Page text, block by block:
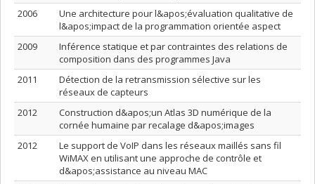
2006
Une architecture pour l&apos;évaluation qualitative de
l&apos;impact de la programmation orientée aspect
2009
Inférence statique et par contraintes des relations de
composition dans des programmes Java
2011
Détection de la retransmission sélective sur les
réseaux de capteurs
2012
Construction d&apos;un Atlas 3D numérique de la
cornée humaine par recalage d&apos;images
2012
Le support de VoIP dans les réseaux maillés sans fil
WiMAX en utilisant une approche de contrôle et
d&apos;assistance au niveau MAC